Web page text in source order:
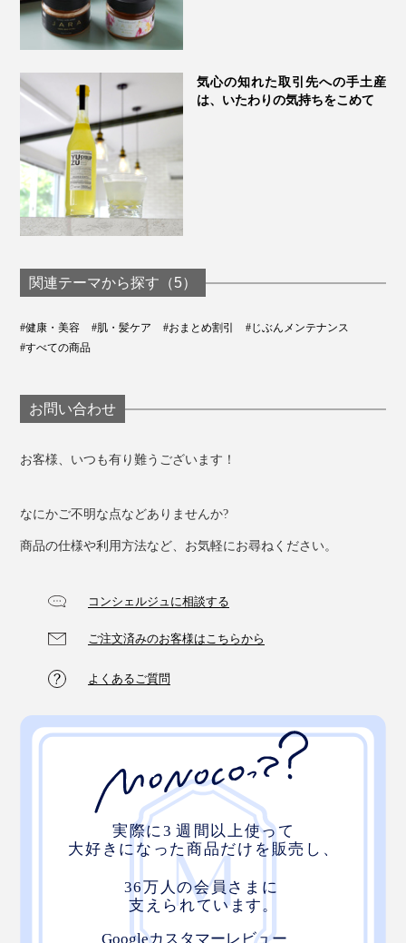
気心の知れた取引先への手土産
は、いたわりの気持ちをこめて
関連テーマから探す（5）
#健康・美容 #肌・髪ケア #おまとめ割引
#じぶんメンテナンス
#すべての商品
お問い合わせ
お客様、いつも有り難うございます！
なにかご不明な点などありませんか?
商品の仕様や利用方法など、お気軽にお尋ねください。
コンシェルジュに相談する
ご注文済みのお客様はこちらから
よくあるご質問